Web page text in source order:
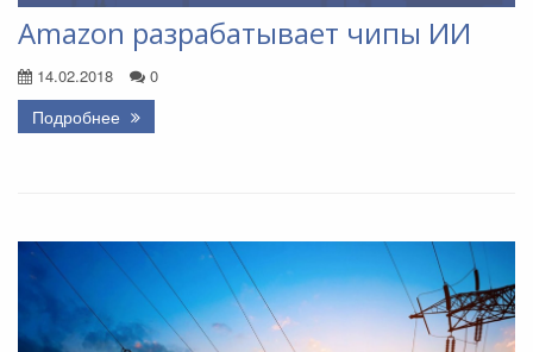
Amazon разрабатывает чипы ИИ
14.02.2018 0
Подробнее